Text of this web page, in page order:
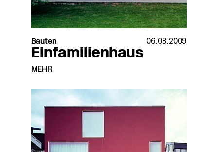
Bauten 06.08.2009
Einfamilienhaus
MEHR